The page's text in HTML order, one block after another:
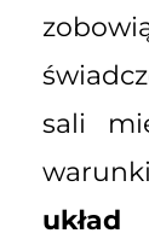
sali